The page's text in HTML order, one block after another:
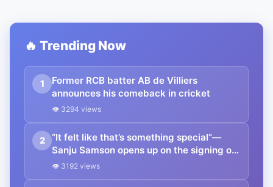
🔥 Trending Now
1
Former RCB batter AB de Villiers
announces his comeback in cricket
👁 3294 views
2
“It felt like that’s something special”—
Sanju Samson opens up on the signing of
13-year-old Vaibhav Suryavanshi for the
👁 3192 views